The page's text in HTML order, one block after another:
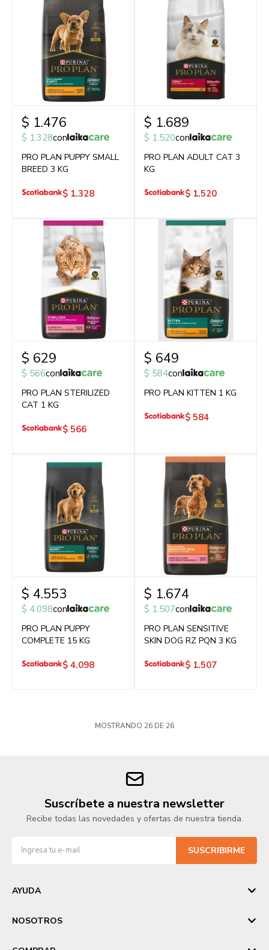
$ 1.476
$ 1.328con
PRO PLAN PUPPY SMALL
BREED 3 KG
$ 1.328
$ 1.689
$ 1.520con
PRO PLAN ADULT CAT 3
KG
$ 1.520
$ 629
$ 566con
PRO PLAN STERILIZED
CAT 1 KG
$ 566
$ 649
$ 584con
PRO PLAN KITTEN 1 KG
$ 584
$ 4.553
$ 4.098con
PRO PLAN PUPPY
COMPLETE 15 KG
$ 4.098
$ 1.674
$ 1.507con
PRO PLAN SENSITIVE
SKIN DOG RZ PQN 3 KG
$ 1.507
MOSTRANDO 26 DE 26
Suscríbete a nuestra newsletter
Recibe todas las novedades y ofertas de nuestra tienda.
SUSCRIBIRME
AYUDA
NOSOTROS